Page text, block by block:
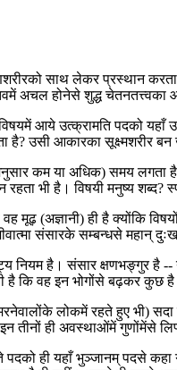
साथ लेकर प्रस्थान
होनेसे शुद्ध चेतनतत्त्वका
आये उत्क्रामति पदको यहाँ
उसी आकारका सूक्ष्मशरीर
कम या अधिक) समय लगता
भी है। विषयी मनुष्य
(अज्ञानी) ही है क्योंकि
संसारके सम्बन्धसे महान्
नियम है। संसार क्षणभङ्गुर है
है कि वह इन भोगोंसे बढ़कर
लोकमें रहते हुए भी)
तीनों ही अवस्थाओंमें गुणोंमेंसे
ही यहाँ भुञ्जानम् पदसे कहा